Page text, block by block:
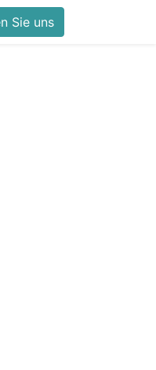
Sie uns